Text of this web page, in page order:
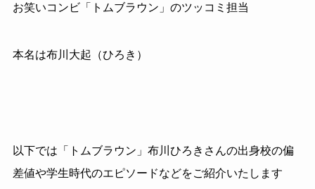
お笑いコンビ「トムブラウン」のツッコミ担当
本名は布川大起（ひろき）
以下では「トムブラウン」布川ひろきさんの出身校の偏
差値や学生時代のエピソードなどをご紹介いたします